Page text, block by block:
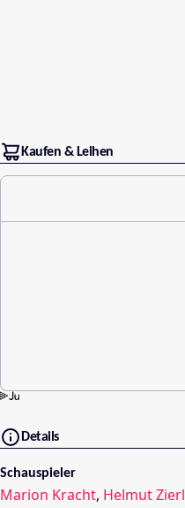
Kaufen & Leihen
Details
Schauspieler
Marion Kracht, Helmut Zierl